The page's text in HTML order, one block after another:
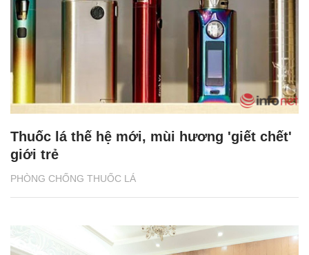
PHÒNG CHỐNG THUỐC LÁ
Thuốc lá thế hệ mới, mùi hương 'giết chết'
giới trẻ